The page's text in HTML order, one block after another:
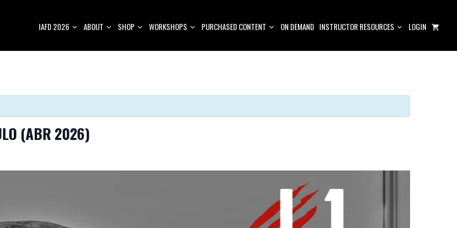
IAFD 2026 ABOUT SHOP WORKSHOPS PURCHASED CONTENT ON DEMAND INSTRUCTOR RESOURCES LOGIN
(ABR 2026)